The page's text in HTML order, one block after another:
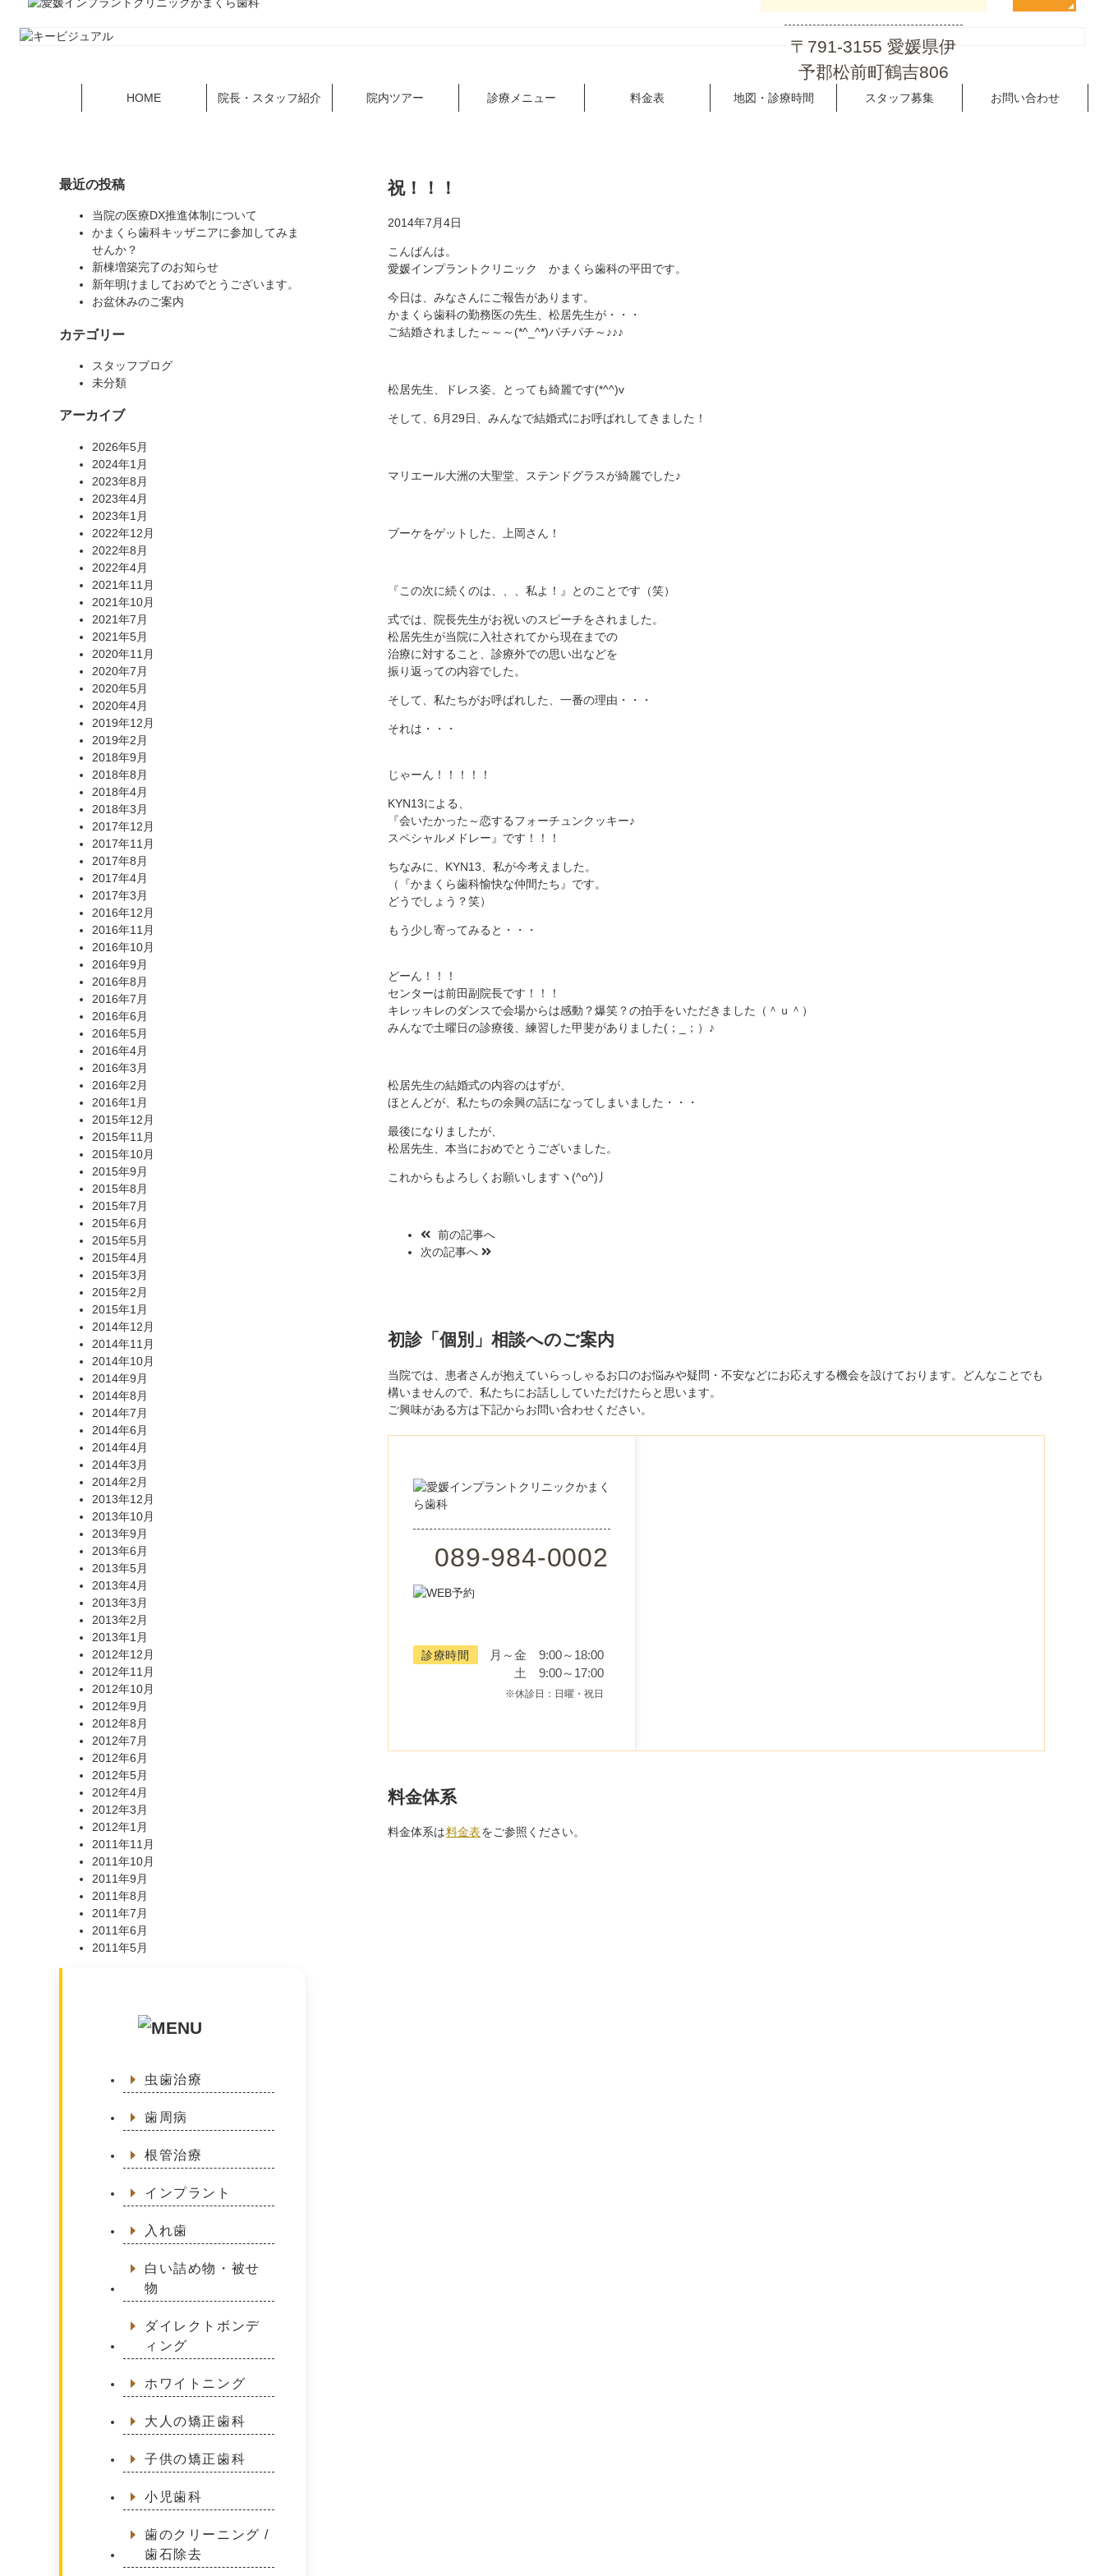
〒791-3155 愛媛県伊
予郡松前町鶴吉806
HOME 院長・スタッフ紹介 院内ツアー 診療メニュー 料金表 地図・診療時間 スタッフ募集 お問い合わせ
最近の投稿
当院の医療DX推進体制について
かまくら歯科キッザニアに参加してみま
せんか？
新棟増築完了のお知らせ
新年明けましておめでとうございます。
お盆休みのご案内
カテゴリー
スタッフブログ
未分類
アーカイブ
2026年5月
2024年1月
2023年8月
2023年4月
2023年1月
2022年12月
2022年8月
2022年4月
2021年11月
2021年10月
2021年7月
2021年5月
2020年11月
2020年7月
2020年5月
2020年4月
2019年12月
2019年2月
2018年9月
2018年8月
2018年4月
2018年3月
2017年12月
2017年11月
2017年8月
2017年4月
2017年3月
2016年12月
2016年11月
2016年10月
2016年9月
2016年8月
2016年7月
2016年6月
2016年5月
2016年4月
2016年3月
2016年2月
2016年1月
2015年12月
2015年11月
2015年10月
2015年9月
2015年8月
2015年7月
2015年6月
2015年5月
2015年4月
2015年3月
2015年2月
2015年1月
2014年12月
2014年11月
2014年10月
2014年9月
2014年8月
2014年7月
2014年6月
2014年4月
2014年3月
2014年2月
2013年12月
2013年10月
2013年9月
2013年6月
2013年5月
2013年4月
2013年3月
2013年2月
2013年1月
2012年12月
2012年11月
2012年10月
2012年9月
2012年8月
2012年7月
2012年6月
2012年5月
2012年4月
2012年3月
2012年1月
2011年11月
2011年10月
2011年9月
2011年8月
2011年7月
2011年6月
2011年5月
虫歯治療
歯周病
根管治療
インプラント
入れ歯
白い詰め物・被せ
物
ダイレクトボンデ
ィング
ホワイトニング
大人の矯正歯科
子供の矯正歯科
小児歯科
歯のクリーニング /
歯石除去
祝！！！
2014年7月4日
こんばんは。
愛媛インプラントクリニック かまくら歯科の平田です。
今日は、みなさんにご報告があります。
かまくら歯科の勤務医の先生、松居先生が・・・
ご結婚されました～～～(*^_^*)パチパチ～♪♪♪
松居先生、ドレス姿、とっても綺麗です(*^^)v
そして、6月29日、みんなで結婚式にお呼ばれしてきました！
マリエール大洲の大聖堂、ステンドグラスが綺麗でした♪
ブーケをゲットした、上岡さん！
『この次に続くのは、、、私よ！』とのことです（笑）
式では、院長先生がお祝いのスピーチをされました。
松居先生が当院に入社されてから現在までの
治療に対すること、診療外での思い出などを
振り返っての内容でした。
そして、私たちがお呼ばれした、一番の理由・・・
それは・・・
じゃーん！！！！！
KYN13による、
『会いたかった～恋するフォーチュンクッキー♪
スペシャルメドレー』です！！！
ちなみに、KYN13、私が今考えました。
（『かまくら歯科愉快な仲間たち』です。
どうでしょう？笑）
もう少し寄ってみると・・・
どーん！！！
センターは前田副院長です！！！
キレッキレのダンスで会場からは感動？爆笑？の拍手をいただきました（＾ｕ＾）
みんなで土曜日の診療後、練習した甲斐がありました(；_；）♪
松居先生の結婚式の内容のはずが、
ほとんどが、私たちの余興の話になってしまいました・・・
最後になりましたが、
松居先生、本当におめでとうございました。
これからもよろしくお願いしますヽ(^o^)丿
前の記事へ
次の記事へ
初診「個別」相談へのご案内
当院では、患者さんが抱えていらっしゃるお口のお悩みや疑問・不安などにお応えする機会を設けております。どんなことでも
構いませんので、私たちにお話ししていただけたらと思います。
ご興味がある方は下記からお問い合わせください。
089-984-0002
診療時間
月～金 9:00～18:00
土 9:00～17:00
※休診日：日曜・祝日
料金体系
料金体系は料金表をご参照ください。